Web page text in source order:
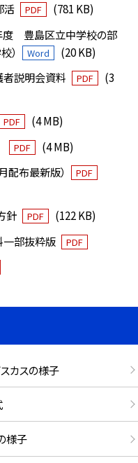
活
PDF
(781 KB)
度 豊島区立中学校の部
）
Word
(20 KB)
説明会資料
PDF
(3
PDF
(4 MB)
PDF
(4 MB)
配布最新版）
PDF
針
PDF
(122 KB)
部抜粋版
PDF
カスの様子
様子